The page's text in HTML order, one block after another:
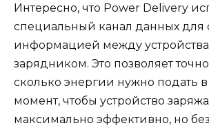
Интересно, что Power Delivery
специальный канал данных для
информацией между
зарядником. Это позволяет
сколько энергии нужно подать
момент, чтобы устройство
максимально эффективно, но